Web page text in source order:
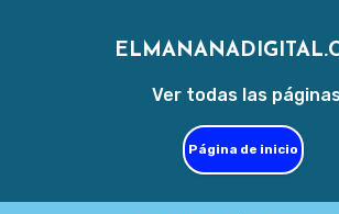
Ver todas las
Página de inicio